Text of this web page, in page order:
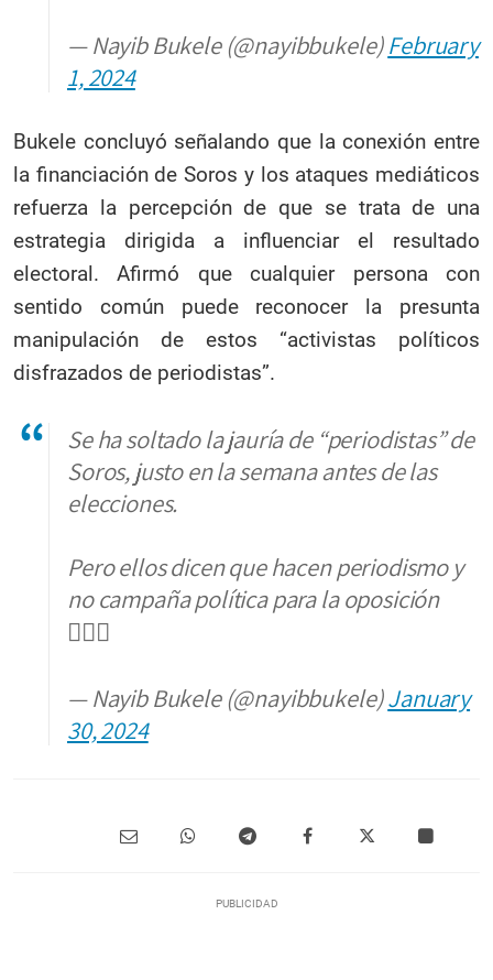
— Nayib Bukele (@nayibbukele)February
1, 2024
Bukele concluyó señalando que la conexión entre
la financiación de Soros y los ataques mediáticos
refuerza la percepción de que se trata de una
estrategia dirigida a influenciar el resultado
electoral. Afirmó que cualquier persona con
sentido común puede reconocer la presunta
manipulación de estos “activistas políticos
disfrazados de periodistas”.
Se ha soltado la jauría de “periodistas” de
Soros, justo en la semana antes de las
elecciones.
Pero ellos dicen que hacen periodismo y
no campaña política para la oposición
🤷🏻‍♂️
— Nayib Bukele (@nayibbukele)January
30, 2024